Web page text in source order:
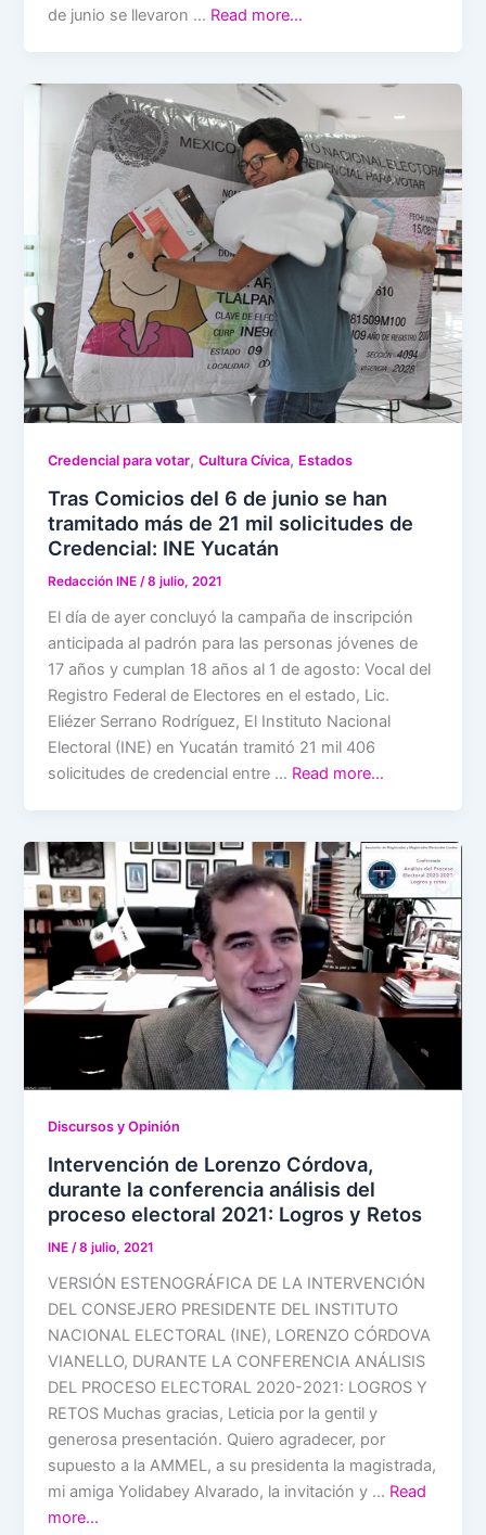
de junio se llevaron … Read more…
Credencial para votar,Cultura Cívica, Estados
Tras Comicios del 6 de junio se han
tramitado más de 21 mil solicitudes de
Credencial: INE Yucatán
Redacción INE/8 julio, 2021
El día de ayer concluyó la campaña de inscripción
anticipada al padrón para las personas jóvenes de
17 años y cumplan 18 años al 1 de agosto: Vocal del
Registro Federal de Electores en el estado, Lic.
Eliézer Serrano Rodríguez, El Instituto Nacional
Electoral (INE) en Yucatán tramitó 21 mil 406
solicitudes de credencial entre … Read more…
Discursos y Opinión
Intervención de Lorenzo Córdova,
durante la conferencia análisis del
proceso electoral 2021: Logros y Retos
INE/8 julio, 2021
VERSIÓN ESTENOGRÁFICA DE LA INTERVENCIÓN
DEL CONSEJERO PRESIDENTE DEL INSTITUTO
NACIONAL ELECTORAL (INE), LORENZO CÓRDOVA
VIANELLO, DURANTE LA CONFERENCIA ANÁLISIS
DEL PROCESO ELECTORAL 2020-2021: LOGROS Y
RETOS Muchas gracias, Leticia por la gentil y
generosa presentación. Quiero agradecer, por
supuesto a la AMMEL, a su presidenta la magistrada,
mi amiga Yolidabey Alvarado, la invitación y … Read
more…